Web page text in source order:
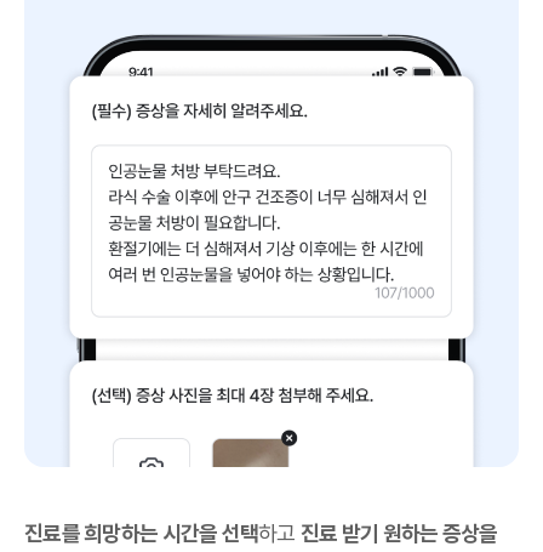
진료를 희망하는 시간을 선택하고 진료 받기 원하는 증상을